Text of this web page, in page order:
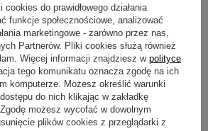
listopadzie -
jak
zimy
pielęgnacja
jak
Jesienne nawożenie roślin –
przygotować ogród na zimę?
Jesienne nawożenie to kluczowy
który pomoże wzmocnić rośliny przed
nadejściem zimy i przygotować je
bujnego wzrostu wiosną.
do prawidłowego działania
funkcje społecznościowe, analizować
marketingowe - zarówno przez nas,
Partnerów. Pliki cookies służą również
Więcej informacji znajdziesz w polityce
tego komunikatu oznacza zgodę na ich
komputerze. Możesz określić warunki
do nich klikając w zakładkę
Zgodę możesz wycofać w dowolnym
plików cookies z przeglądarki z